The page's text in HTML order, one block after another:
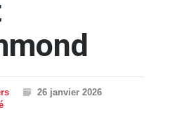
26 janvier 2026